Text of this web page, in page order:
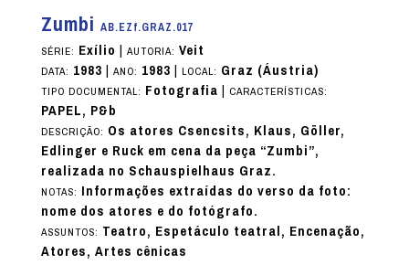
Zumbi AB.EZf.GRAZ.017
SÉRIE: Exílio | AUTORIA: Veit
DATA: 1983| ANO: 1983| LOCAL: Graz (Áustria)
TIPO DOCUMENTAL: Fotografia| CARACTERÍSTICAS:
PAPEL, P&b
DESCRIÇÃO: Os atores Csencsits, Klaus, Göller,
Edlinger e Ruck em cena da peça “Zumbi”,
realizada no Schauspielhaus Graz.
NOTAS: Informações extraídas do verso da foto:
nome dos atores e do fotógrafo.
ASSUNTOS: Teatro, Espetáculo teatral, Encenação,
Atores, Artes cênicas